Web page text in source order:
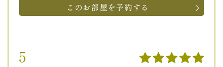
このお部屋を予約する
5